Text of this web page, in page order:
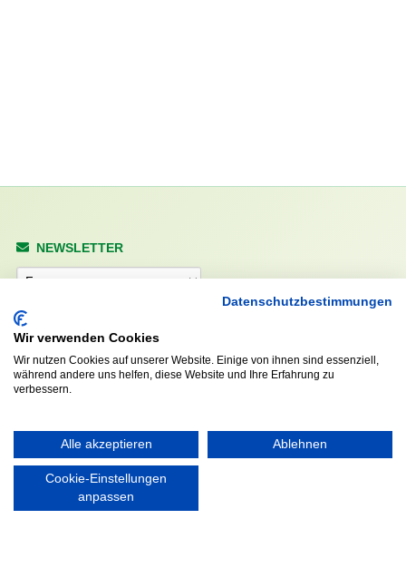
NEWSLETTER
Anrede
Abonnieren
Walddörfer Sportverein
Halenreie 32-34
22359 Hamburg
Tel. 040 / 64 50 62 - 0
SERVICEZEITEN:
Mo. – Fr. 8:00 – 22:00 Uhr
Datenschutzbestimmungen
Wir verwenden Cookies
Wir nutzen Cookies auf unserer Website. Einige von ihnen sind essenziell,
während andere uns helfen, diese Website und Ihre Erfahrung zu
verbessern.
Alle akzeptieren Ablehnen
Cookie-Einstellungen
anpassen